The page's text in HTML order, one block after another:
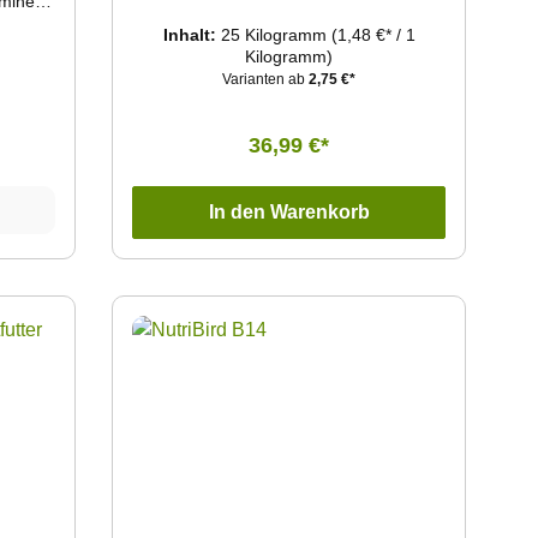
Inhalt: 25 Kilogramm (1,48 €* / 1
Kilogramm)
Varianten ab 2,75 €*
36,99 €*
In den Warenkorb